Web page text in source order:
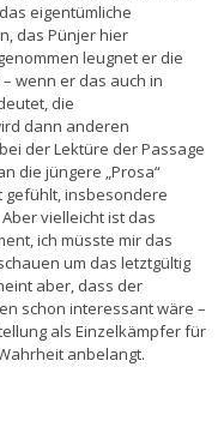
eigentümliche
das Pünjer hier
leugnet er die
wenn er das auch in
die
dann anderen
der Lektüre der Passage
die jüngere „Prosa“
gefühlt, insbesondere
vielleicht ist das
ich müsste mir das
um das letztgültig
aber, dass der
schon interessant wäre –
als Einzelkämpfer für
anbelangt.